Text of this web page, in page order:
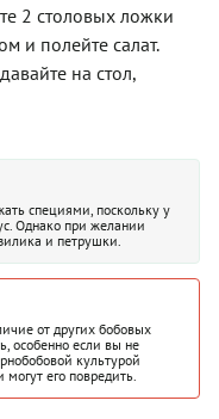
2 столовых ложки
и полейте салат.
на стол,
специями, поскольку у
Однако при желании
и петрушки.
от других бобовых
особенно если вы не
культурой
его повредить.